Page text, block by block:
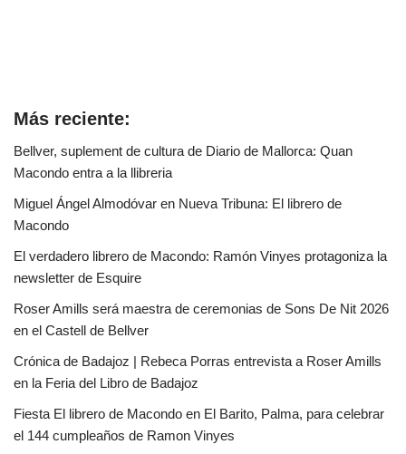
Más reciente:
Bellver, suplement de cultura de Diario de Mallorca: Quan
Macondo entra a la llibreria
Miguel Ángel Almodóvar en Nueva Tribuna: El librero de
Macondo
El verdadero librero de Macondo: Ramón Vinyes protagoniza la
newsletter de Esquire
Roser Amills será maestra de ceremonias de Sons De Nit 2026
en el Castell de Bellver
Crónica de Badajoz | Rebeca Porras entrevista a Roser Amills
en la Feria del Libro de Badajoz
Fiesta El librero de Macondo en El Barito, Palma, para celebrar
el 144 cumpleaños de Ramon Vinyes